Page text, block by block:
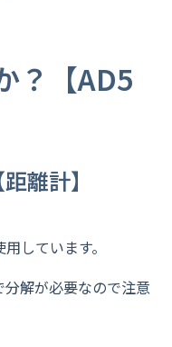
？【AD5
距離計】
しています。
解が必要なので注意